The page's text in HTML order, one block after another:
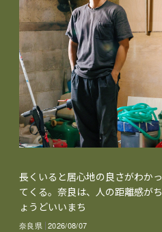
長くいると居心地の良さがわかっ
てくる。奈良は、人の距離感がち
ょうどいいまち
奈良県 2026/08/07